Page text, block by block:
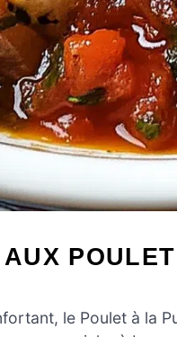
le Poulet à la